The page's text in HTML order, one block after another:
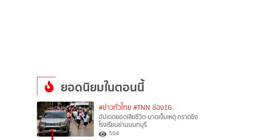
ยอดนิยมในตอนนี้
#ข่าวทั่วไทย #TNN ช่อง16
อัปเดตยอดเสียชีวิต-บาดเจ็บเหตุ กราดยิง
โรงเรียนย่านนนทบุรี
504